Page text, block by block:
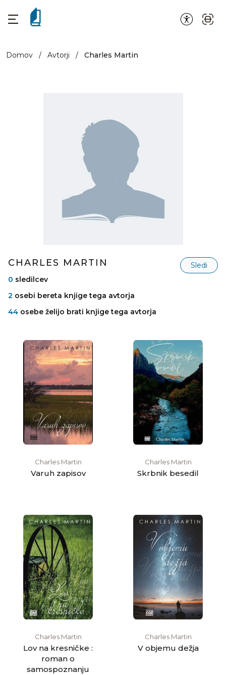
Domov / Avtorji / Charles Martin
CHARLES MARTIN
Sledi
0 sledilcev
2 osebi bereta knjige tega avtorja
44 osebe želijo brati knjige tega avtorja
Charles Martin
Varuh zapisov
Charles Martin
Skrbnik besedil
Charles Martin
Lov na kresničke :
roman o
samospoznanju
Charles Martin
V objemu dežja